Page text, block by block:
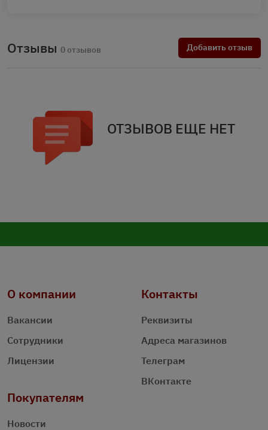
Отзывы 0 отзывов Добавить отзыв
ОТЗЫВОВ ЕЩЕ НЕТ
О компании
Вакансии
Сотрудники
Лицензии
Контакты
Реквизиты
Адреса магазинов
Телеграм
ВКонтакте
Покупателям
Новости